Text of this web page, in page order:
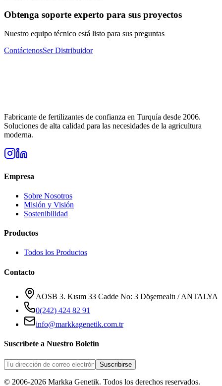
Obtenga soporte experto para sus proyectos
Nuestro equipo técnico está listo para sus preguntas
ContáctenosSer Distribuidor
Fabricante de fertilizantes de confianza en Turquía desde 2006.
Soluciones de alta calidad para las necesidades de la agricultura
moderna.
Empresa
Sobre Nosotros
Misión y Visión
Sostenibilidad
Productos
Todos los Productos
Contacto
AOSB 3. Kısım 33 Cadde No: 3 Döşemealtı / ANTALYA
0(242) 424 82 91
info@markkagenetik.com.tr
Suscríbete a Nuestro Boletín
Suscribirse
© 2006-2026 Markka Genetik. Todos los derechos reservados.